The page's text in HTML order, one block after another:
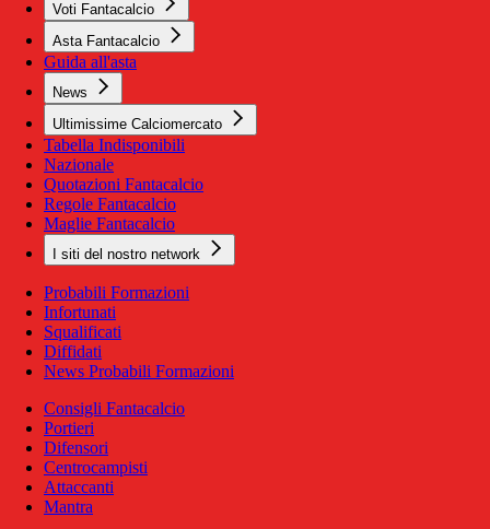
Voti Fantacalcio
Asta Fantacalcio
Guida all'asta
News
Ultimissime Calciomercato
Tabella Indisponibili
Nazionale
Quotazioni Fantacalcio
Regole Fantacalcio
Maglie Fantacalcio
I siti del nostro network
Probabili Formazioni
Infortunati
Squalificati
Diffidati
News Probabili Formazioni
Consigli Fantacalcio
Portieri
Difensori
Centrocampisti
Attaccanti
Mantra